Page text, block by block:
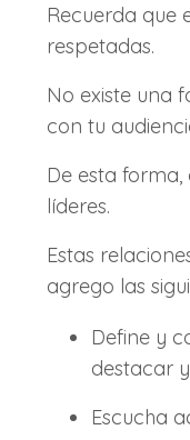
Recuerda que
respetadas.
No existe una
con tu
De esta
líderes.
Estas
agrego las
Define y
destacar
Escucha